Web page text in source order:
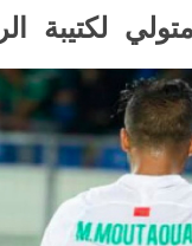
لكتيبة